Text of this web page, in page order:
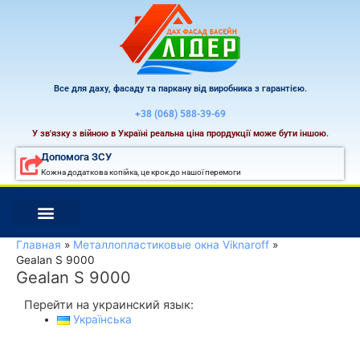
Все для даху, фасаду та паркану від виробника з гарантією.
+38 (068) 588-39-69
У зв'язку з війною в Україні реальна ціна прордукції може бути іншою.
Допомога ЗСУ
Кожна додаткова копійка, це крок до нашої перемоги
Главная
Металлопластиковые окна Viknaroff
Gealan S 9000
Gealan S 9000
Перейти на украинский язык:
Українська